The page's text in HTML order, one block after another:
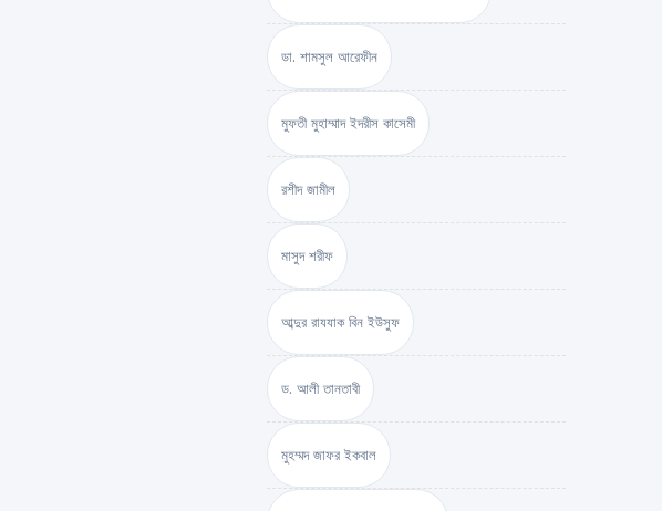
ডা. শামসুল আরেফীন
মুফতী মুহাম্মাদ ইদরীস কাসেমী
রশীদ জামীল
মাসুদ শরীফ
আব্দুর রাযযাক বিন ইউসুফ
ড. আলী তানতাবী
মুহম্মদ জাফর ইকবাল